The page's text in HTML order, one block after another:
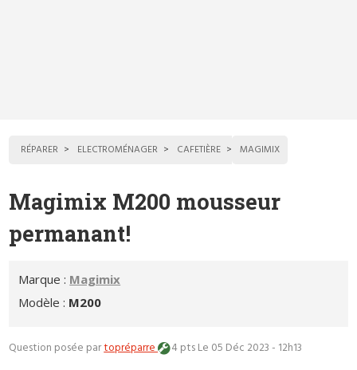
RÉPARER ELECTROMÉNAGER CAFETIÈRE MAGIMIX
Magimix M200 mousseur
permanant!
Marque : Magimix
Modèle : M200
Question posée partopréparre 4 ptsLe 05 Déc 2023 - 12h13